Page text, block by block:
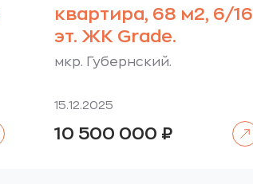
квартира, 68 м2, 6/16
эт. ЖК Grade.
мкр. Губернский.
15.12.2025
10 500 000 ₽